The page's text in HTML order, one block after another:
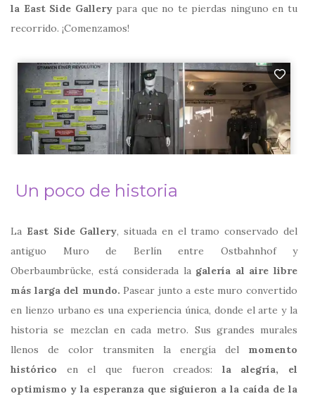
la East Side Gallerypara que no te pierdas ninguno en tu
recorrido. ¡Comenzamos!
Un poco de historia
La East Side Gallery, situada en el tramo conservado del
antiguo Muro de Berlín entre Ostbahnhof y
Oberbaumbrücke, está considerada la galería al aire libre
más larga del mundo. Pasear junto a este muro convertido
en lienzo urbano es una experiencia única, donde el arte y la
historia se mezclan en cada metro. Sus grandes murales
llenos de color transmiten la energía del momento
histórico en el que fueron creados: la alegría, el
optimismo y la esperanza que siguieron a la caída de la